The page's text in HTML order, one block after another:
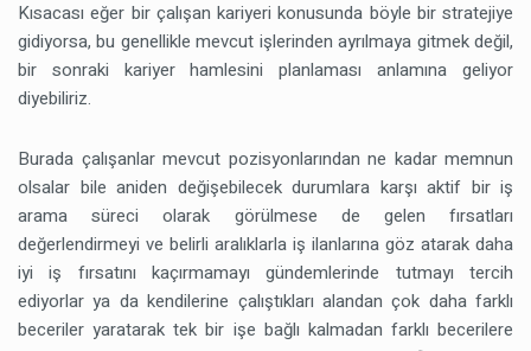
Kısacası eğer bir çalışan kariyeri konusunda böyle bir stratejiye
gidiyorsa, bu genellikle mevcut işlerinden ayrılmaya gitmek değil,
bir sonraki kariyer hamlesini planlaması anlamına geliyor
diyebiliriz.
Burada çalışanlar mevcut pozisyonlarından ne kadar memnun
olsalar bile aniden değişebilecek durumlara karşı aktif bir iş
arama süreci olarak görülmese de gelen fırsatları
değerlendirmeyi ve belirli aralıklarla iş ilanlarına göz atarak daha
iyi iş fırsatını kaçırmamayı gündemlerinde tutmayı tercih
ediyorlar ya da kendilerine çalıştıkları alandan çok daha farklı
beceriler yaratarak tek bir işe bağlı kalmadan farklı becerilere